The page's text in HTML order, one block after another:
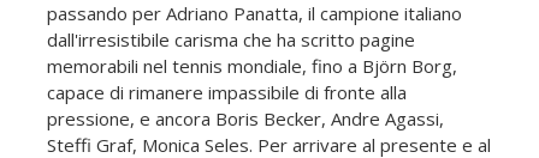
passando per Adriano Panatta, il campione italiano
dall'irresistibile carisma che ha scritto pagine
memorabili nel tennis mondiale, fino a Björn Borg,
capace di rimanere impassibile di fronte alla
pressione, e ancora Boris Becker, Andre Agassi,
Steffi Graf, Monica Seles. Per arrivare al presente e al